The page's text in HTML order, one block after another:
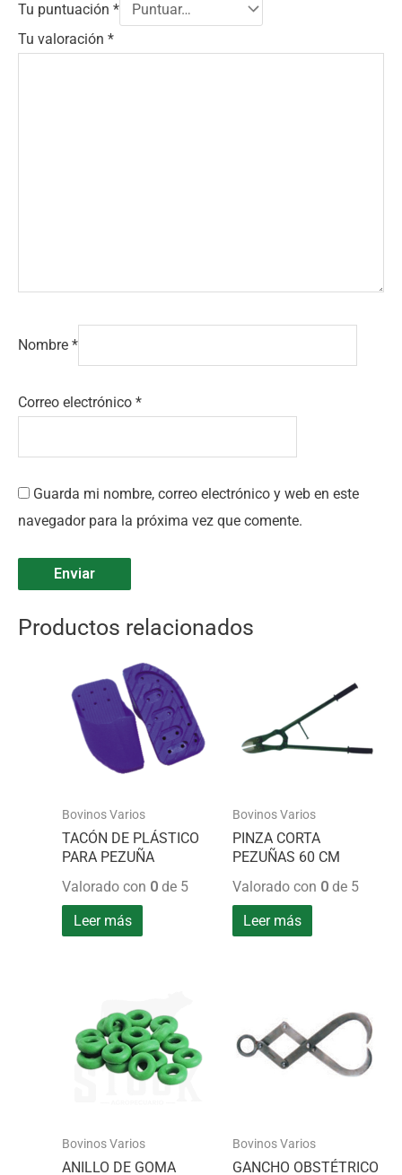
Tu puntuación *
Tu valoración *
Nombre *
Correo electrónico *
Guarda mi nombre, correo electrónico y web en este
navegador para la próxima vez que comente.
Productos relacionados
Bovinos Varios
TACÓN DE PLÁSTICO
PARA PEZUÑA
Valorado con 0 de 5
Leer más
Bovinos Varios
PINZA CORTA
PEZUÑAS 60 CM
Valorado con 0de 5
Leer más
Bovinos Varios
ANILLO DE GOMA
Bovinos Varios
GANCHO OBSTÉTRICO